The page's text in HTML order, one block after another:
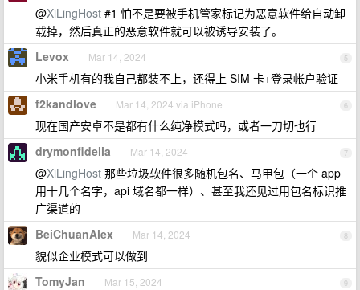
@XiLingHost #1 怕不是要被手机管家标记为恶意软件给自动卸
载掉，然后真正的恶意软件就可以被诱导安装了。
5
Levox Mar 14, 2024
小米手机有的我自己都装不上，还得上 SIM 卡+登录帐户验证
6
f2kandlove Mar 14, 2024 via iPhone
现在国产安卓不是都有什么纯净模式吗，或者一刀切也行
7
drymonfidelia Mar 14, 2024
@XiLingHost 那些垃圾软件很多随机包名、马甲包（一个 app
用十几个名字，api 域名都一样）、甚至我还见过用包名标识推
广渠道的
8
BeiChuanAlex Mar 14, 2024
貌似企业模式可以做到
9
TomyJan Mar 15, 2024